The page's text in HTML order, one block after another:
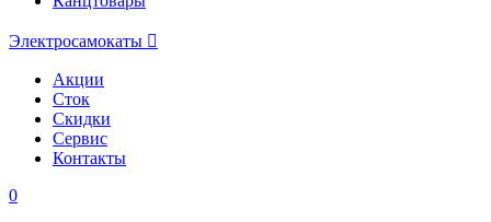
Электросамокаты
Акции
Сток
Скидки
Сервис
Контакты
0